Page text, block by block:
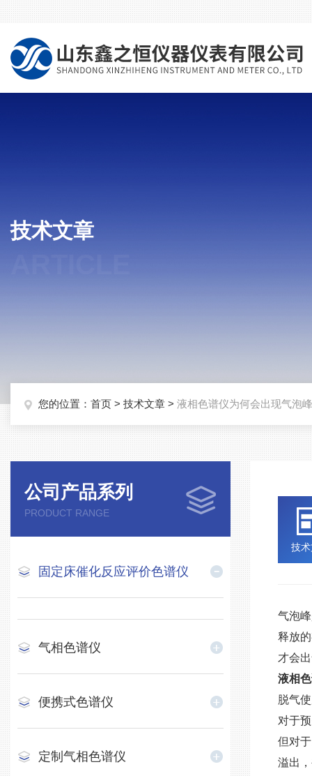
技术文章
您的位置： 首页 > 技术文章 > 液相色谱仪为何会出现气泡峰
公司产品系列
PRODUCT RANGE
固定床催化反应评价色谱仪
气相色谱仪
便携式色谱仪
定制气相色谱仪
技
气泡
释放
才会
液相
脱气
对于
但对
溢出